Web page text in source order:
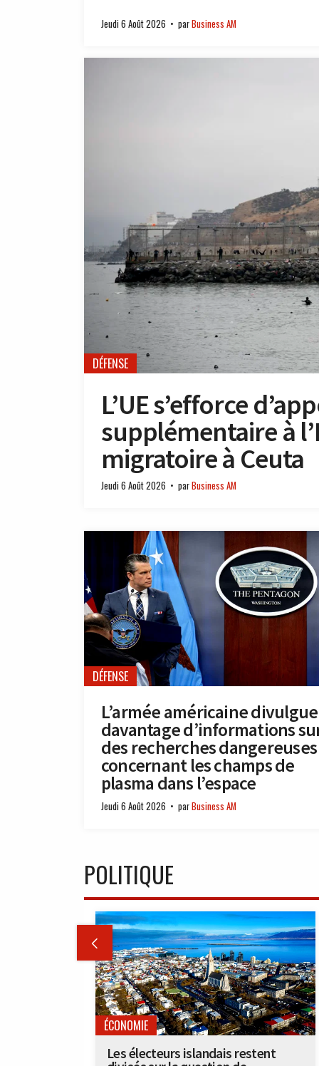
Jeudi 6 Août 2026 parBusiness AM
DÉFENSE
L’UE s’efforce
supplémentaire à
migratoire à Ceuta
Jeudi 6 Août 2026 parBusiness AM
DÉFENSE
L’armée américaine divulgue
davantage d’informations
des recherches dangereuses
concernant les champs de
plasma dans l’espace
Jeudi 6 Août 2026 parBusiness AM
POLITIQUE

ÉCONOMIE
Les électeurs islandais restent